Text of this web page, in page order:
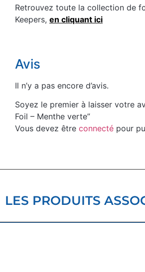
Retrouvez toute la collection de
Keepers, en cliquant ici
Avis
Il n’y a pas encore d’avis.
Soyez le premier à laisser votre
Foil – Menthe verte”
Vous devez être connecté pour
LES PRODUITS